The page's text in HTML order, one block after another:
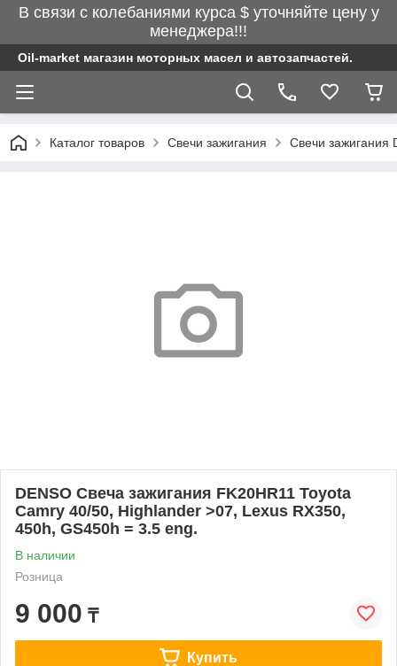
В связи с колебаниями курса $ уточняйте цену у
менеджера!!!
Oil-market магазин моторных масел и автозапчастей.
Каталог товаров Свечи зажигания Свечи зажигания
DENSO Свеча зажигания FK20HR11 Toyota
Camry 40/50, Highlander >07, Lexus RX350,
450h, GS450h = 3.5 eng.
В наличии
Розница
9 000 ₸
Купить